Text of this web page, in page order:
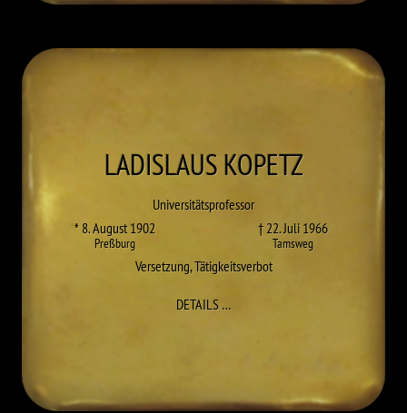
LADISLAUSKOPETZ
Universitätsprofessor
* 8. August 1902
Preßburg
† 22. Juli 1966
Tamsweg
Versetzung,Tätigkeitsverbot
DETAILS…ZU LADISLAUS KOPETZ